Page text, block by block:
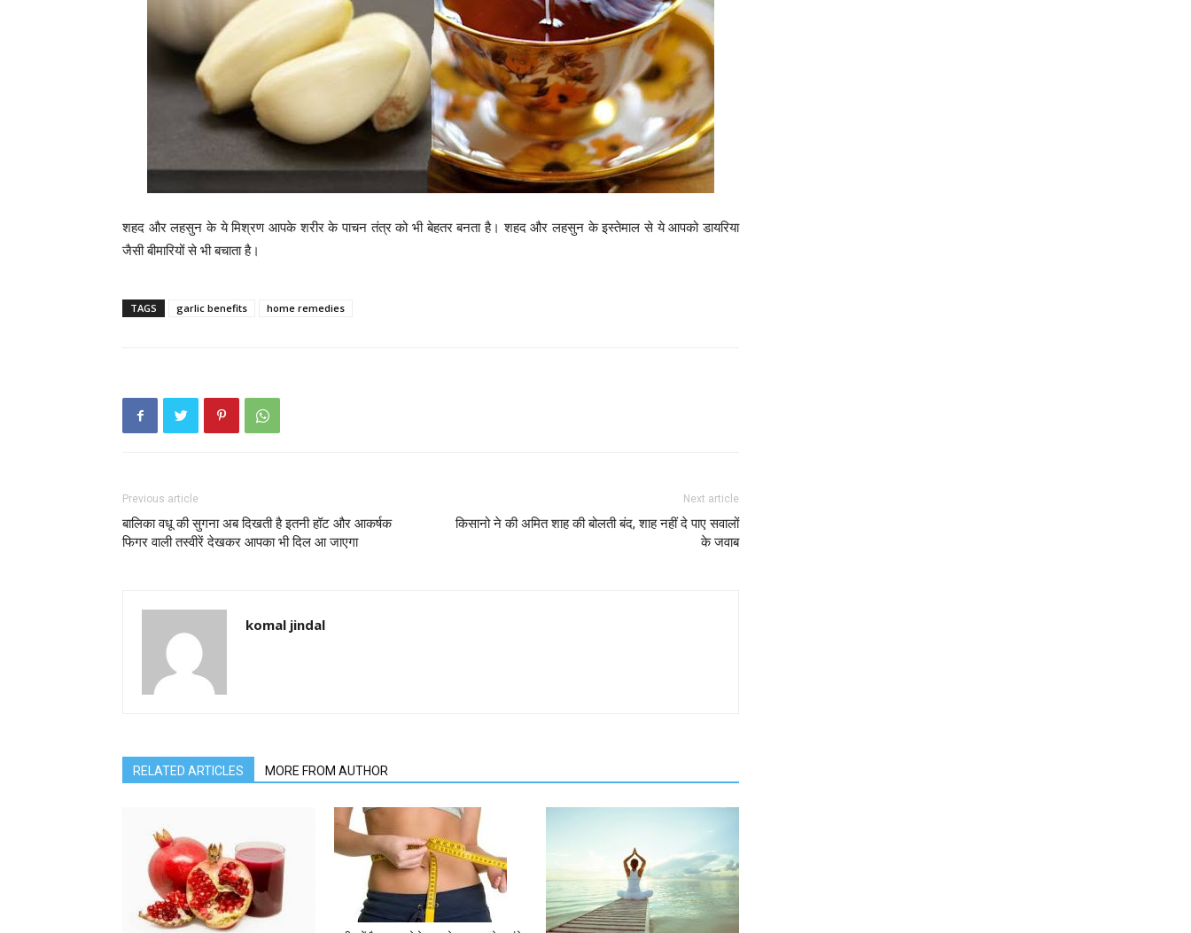
शहद और लहसुन के ये मिश्रण आपके शरीर के पाचन तंत्र को भी बेहतर बनता है। शहद और लहसुन के इस्तेमाल से ये आपको डायरिया
जैसी बीमारियों से भी बचाता है।
TAGS garlic benefits home remedies
Previous article
बालिका वधू की सुगना अब दिखती है इतनी हॉट और आकर्षक
फिगर वाली तस्वीरें देखकर आपका भी दिल आ जाएगा
Next article
किसानो ने की अमित शाह की बोलती बंद, शाह नहीं दे पाए सवालों
के जवाब
komal jindal
RELATED ARTICLES MORE FROM AUTHOR